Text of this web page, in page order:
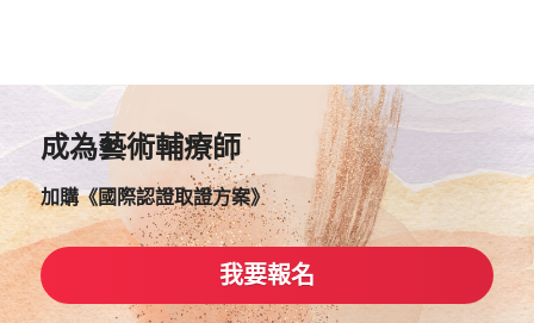
成為藝術輔療師
加購《國際認證取證方案》
我要報名